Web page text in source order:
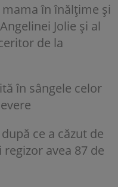
în înălțime și
Jolie și al
de la
în sângele celor
ce a căzut de
avea 87 de